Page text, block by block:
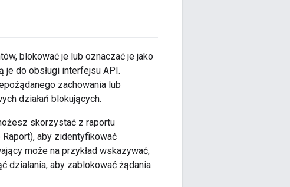
blokować je lub oznaczać je jako
je do obsługi interfejsu API.
zachowania lub
działań blokujących.
skorzystać z raportu
aby zidentyfikować
może na przykład wskazywać,
działania, aby zablokować żądania